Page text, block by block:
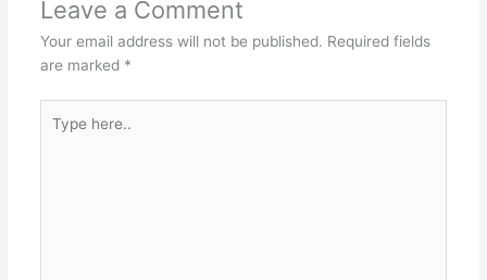
Leave a Comment
Your email address will not be published. Required fields
are marked *
here..